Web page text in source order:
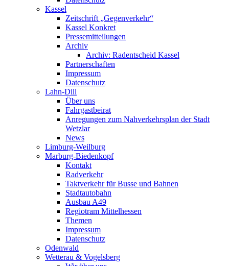
Kassel
Zeitschrift „Gegenverkehr“
Kassel Konkret
Pressemitteilungen
Archiv
Archiv: Radentscheid Kassel
Partnerschaften
Impressum
Datenschutz
Lahn-Dill
Über uns
Fahrgastbeirat
Anregungen zum Nahverkehrsplan der Stadt
Wetzlar
News
Limburg-Weilburg
Marburg-Biedenkopf
Kontakt
Radverkehr
Taktverkehr für Busse und Bahnen
Stadtautobahn
Ausbau A49
Regiotram Mittelhessen
Themen
Impressum
Datenschutz
Odenwald
Wetterau & Vogelsberg